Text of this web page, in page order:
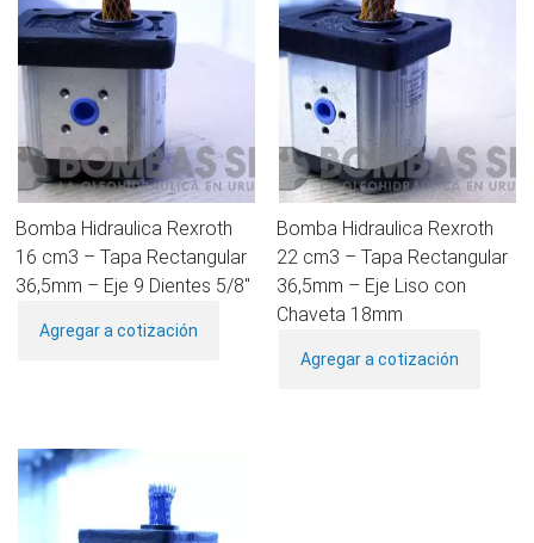
Bomba Hidraulica Rexroth
16 cm3 – Tapa Rectangular
36,5mm – Eje 9 Dientes 5/8″
Agregar a cotización
Bomba Hidraulica Rexroth
22 cm3 – Tapa Rectangular
36,5mm – Eje Liso con
Chaveta 18mm
Agregar a cotización